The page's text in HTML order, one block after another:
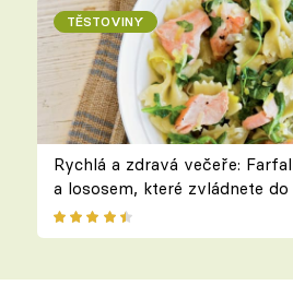
TĚSTOVINY
Rychlá a zdravá večeře:
a lososem, které zvládnete